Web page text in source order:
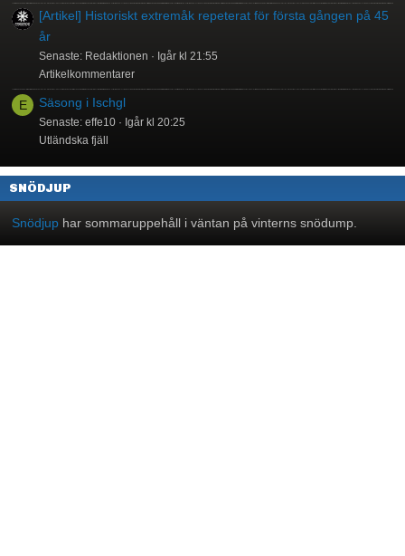
[Artikel] Historiskt extremåk repeterat för första gången på 45
år
Senaste: Redaktionen
Igår kl 21:55
Artikelkommentarer
E Säsong i Ischgl
Senaste: effe10
Igår kl 20:25
Utländska fjäll
SNÖDJUP
Snödjup har sommaruppehåll i väntan på vinterns snödump.